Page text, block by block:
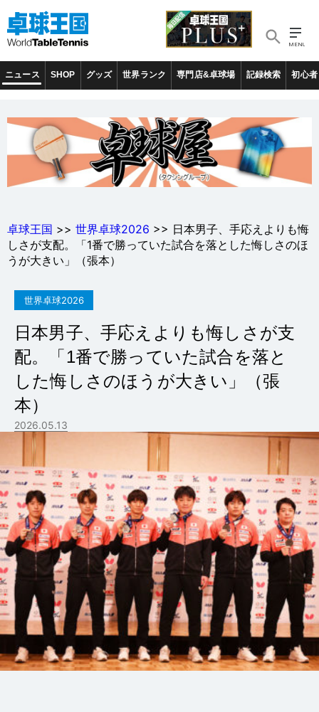
ニュース SHOP グッズ 世界ランク 専門店&卓球場 記録検索 初心者
卓球王国 >> 世界卓球2026 >> 日本男子、手応えよりも悔
しさが支配。「1番で勝っていた試合を落とした悔しさのほ
うが大きい」（張本）
世界卓球2026
日本男子、手応えよりも悔しさが支
配。「1番で勝っていた試合を落と
した悔しさのほうが大きい」（張
本）
2026.05.13